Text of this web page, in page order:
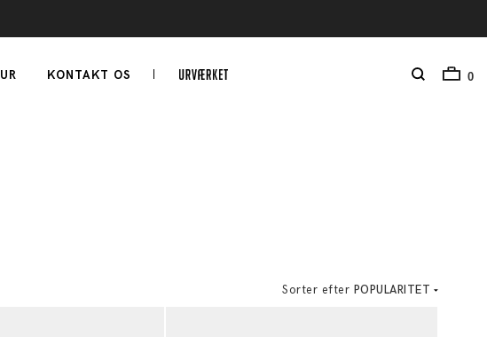
KONTAKT OS 0
Sorter efter POPULARITET